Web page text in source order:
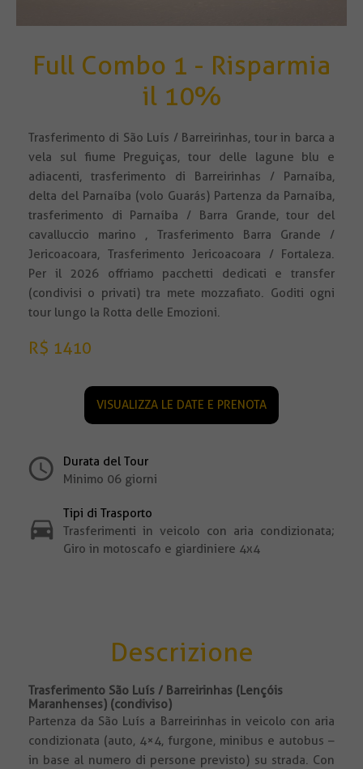
Full Combo 1 - Risparmia
il 10%
Trasferimento di São Luís / Barreirinhas, tour in barca a
vela sul fiume Preguiças, tour delle lagune blu e
adiacenti, trasferimento di Barreirinhas / Parnaíba,
delta del Parnaíba (volo Guarás) Partenza da Parnaíba,
trasferimento di Parnaíba / Barra Grande, tour del
cavalluccio marino , Trasferimento Barra Grande /
Jericoacoara, Trasferimento Jericoacoara / Fortaleza.
Per il 2026 offriamo pacchetti dedicati e transfer
(condivisi o privati) tra mete mozzafiato. Goditi ogni
tour lungo la Rotta delle Emozioni.
R$ 1410
VISUALIZZA LE DATE E PRENOTA
Durata del Tour
Minimo 06 giorni
Tipi di Trasporto
Trasferimenti in veicolo con aria condizionata;
Giro in motoscafo e giardiniere 4x4
Descrizione
Trasferimento São Luís / Barreirinhas (Lençóis
Maranhenses) (condiviso)
Partenza da São Luís a Barreirinhas in veicolo con aria
condizionata (auto, 4×4, furgone, minibus e autobus –
in base al numero di persone previsto) su strada. Con